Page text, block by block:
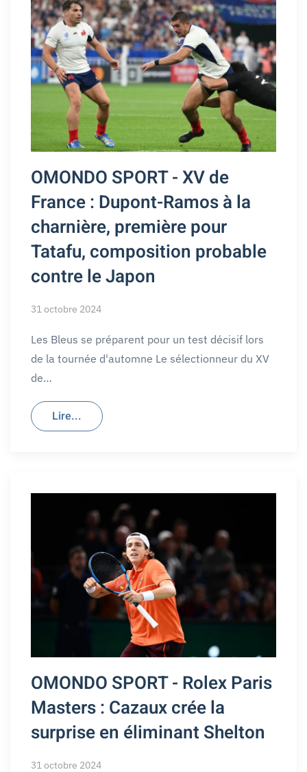
OMONDO SPORT - XV de
France : Dupont-Ramos à la
charnière, première pour
Tatafu, composition probable
contre le Japon
31 octobre 2024
Les Bleus se préparent pour un test décisif lors
de la tournée d'automne Le sélectionneur du XV
de…
Lire...
OMONDO SPORT - Rolex Paris
Masters : Cazaux crée la
surprise en éliminant Shelton
31 octobre 2024